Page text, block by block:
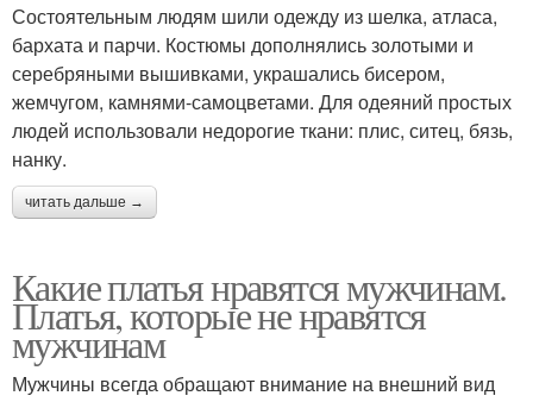
Состоятельным людям шили одежду из шелка, атласа,
бархата и парчи. Костюмы дополнялись золотыми и
серебряными вышивками, украшались бисером,
жемчугом, камнями-самоцветами. Для одеяний простых
людей использовали недорогие ткани: плис, ситец, бязь,
нанку.
читать дальше →
Какие платья нравятся мужчинам.
Платья, которые не нравятся
мужчинам
Мужчины всегда обращают внимание на внешний вид